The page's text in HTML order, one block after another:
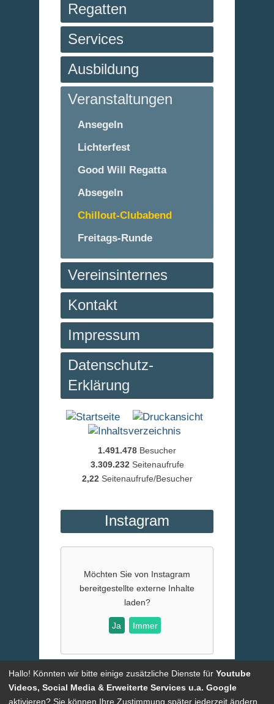
Regatten
Services
Ausbildung
Veranstaltungen
Ansegeln
Lichterfest
Good Will Regatta
Absegeln
Chillout-Clubabend
Freitags-Runde
Vereinsinternes
Kontakt
Impressum
Datenschutz-
Erklärung
1.491.478 Besucher
3.309.232 Seitenaufrufe
2,22 Seitenaufrufe/Besucher
Instagram
Möchten Sie von Instagram
bereitgestellte externe Inhalte
laden?
Ja Immer
Powered byCMSimple| Template:ge-webdesign.de|Login
Hallo! Könnten wir bitte einige zusätzliche Dienste für Youtube
Videos, Social Media & Erweiterte Services u.a. Google
aktivieren? Sie können Ihre Zustimmung später jederzeit ändern